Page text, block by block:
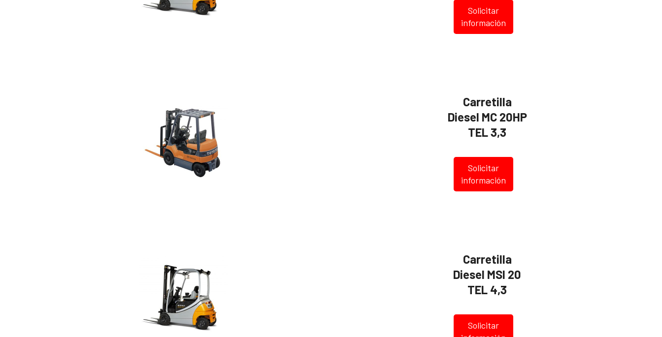
Solicitar
información
Carretilla
Diesel MC 20HP
TEL 3,3
Solicitar
información
Carretilla
Diesel MSI 20
TEL 4,3
Solicitar